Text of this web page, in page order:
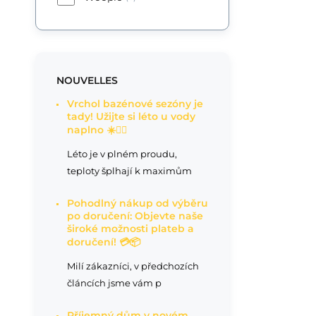
NOUVELLES
Vrchol bazénové sezóny je
tady! Užijte si léto u vody
naplno ☀️🏊‍♂️
Léto je v plném proudu,
teploty šplhají k maximům
Pohodlný nákup od výběru
po doručení: Objevte naše
široké možnosti plateb a
doručení! 💳📦
Milí zákazníci, v předchozích
článcích jsme vám p